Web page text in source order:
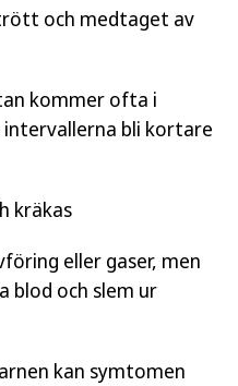
och medtaget av
kommer ofta i
intervallerna bli kortare
kräkas
eller gaser, men
blod och slem ur
kan symtomen